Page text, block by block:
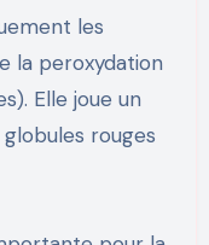
les
la peroxydation
Elle joue un
rouges